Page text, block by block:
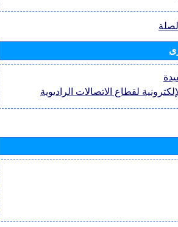
لقطاع الاتصالات الراديوية